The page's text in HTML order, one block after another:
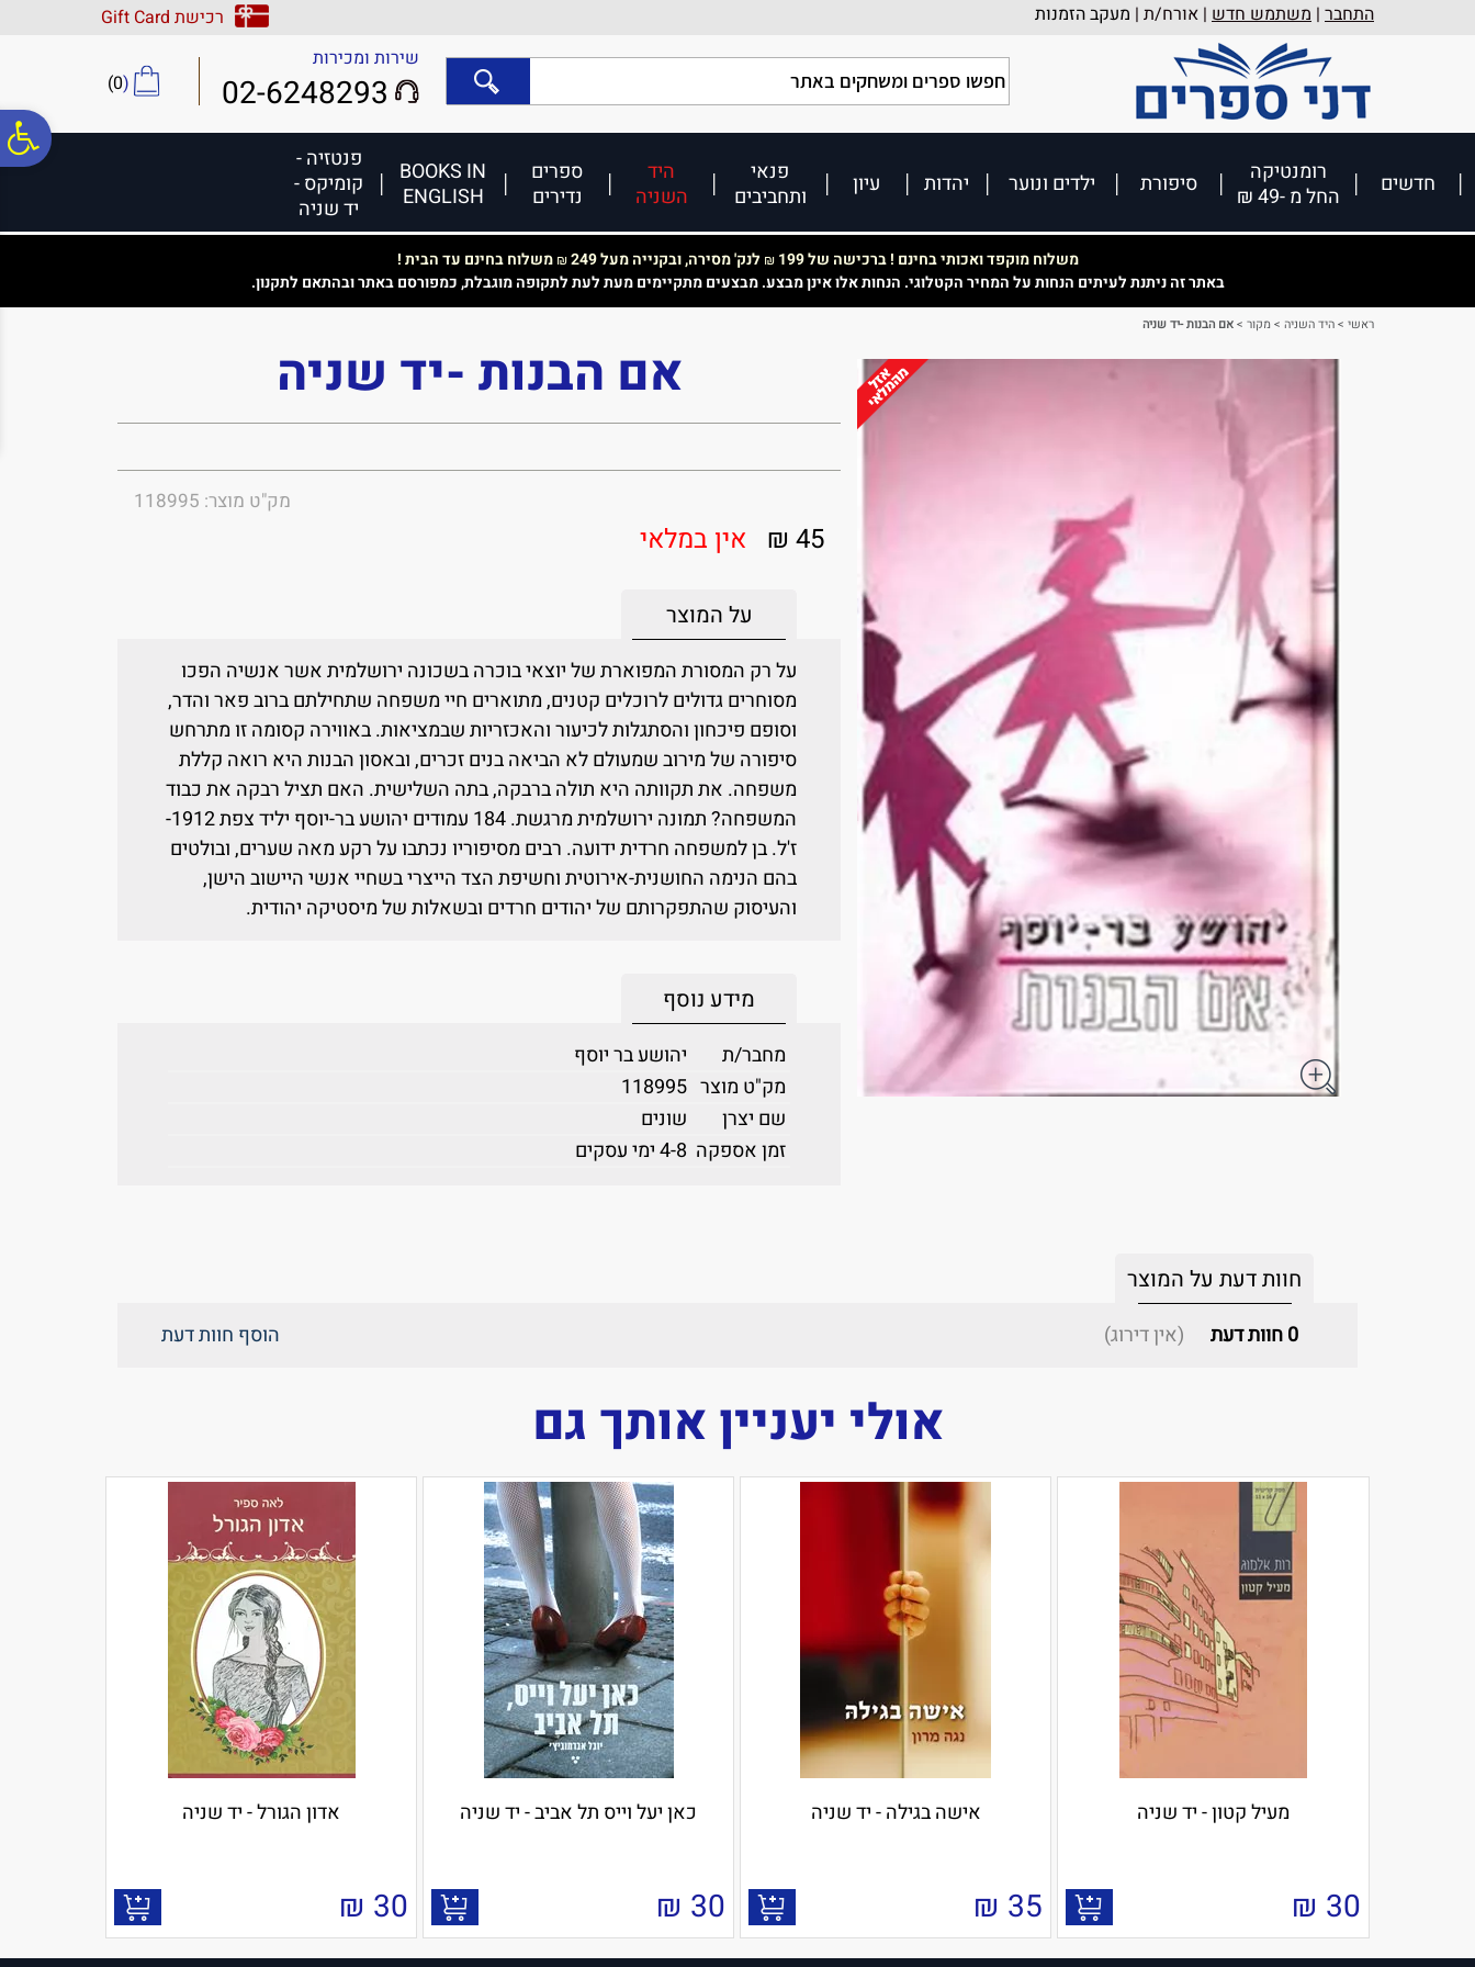
נגישות
אתר
המרכזי
התחבר | משתמש חדש | אורח/ת | מעקב הזמנות
רכישת Gift Card
שירות ומכירות
02-6248293
(
0
)
חדשים
רומנטיקה
החל מ -49 ₪
סיפורת ילדים ונוער יהדות עיון
פנאי
ותחביבים
היד
השניה
ספרים
נדירים
BOOKS IN
ENGLISH
פנטזיה -
קומיקס -
יד שניה
משלוח מוקפד ואכותי בחינם ! ברכישה של 199 ₪ לנק' מסירה, ובקנייה מעל 249 ₪משלוח בחינם עד הבית !
באתר זה ניתנת לעיתים הנחות על המחיר הקטלוגי. הנחות אלו אינן מבצע. מבצעים מתקיימים מעת לעת לתקופה מוגבלת, כמפורסם באתר ובהתאם לתקנון.
ראשי >היד השניה >מקור >אם הבנות -יד שניה
אם הבנות -יד שניה
מק"ט מוצר: 118995
45 ₪ אין במלאי
על המוצר
על רק המסורת המפוארת של יוצאי בוכרה בשכונה ירושלמית אשר אנשיה הפכו
מסוחרים גדולים לרוכלים קטנים, מתוארים חיי משפחה שתחילתם ברוב פאר והדר,
וסופם פיכחון והסתגלות לכיעור והאכזריות שבמציאות. באווירה קסומה זו מתרחש
סיפורה של מירוב שמעולם לא הביאה בנים זכרים, ובאסון הבנות היא רואה קללת
משפחה. את תקוותה היא תולה ברבקה, בתה השלישית. האם תציל רבקה את כבוד
המשפחה? תמונה ירושלמית מרגשת. 184 עמודים יהושע בר-יוסף יליד צפת 1912-
ז'ל. בן למשפחה חרדית ידועה. רבים מסיפוריו נכתבו על רקע מאה שערים, ובולטים
בהם הנימה החושנית-אירוטית וחשיפת הצד הייצרי בשחיי אנשי היישוב הישן,
והעיסוק שהתפקרותם של יהודים חרדים ובשאלות של מיסטיקה יהודית.
מידע נוסף
מחבר/ת
יהושע בר יוסף
מק"ט מוצר 118995
שם יצרן
שונים
זמן אספקה 4-8 ימי עסקים
חוות דעת על המוצר
0חוות דעת (אין דירוג) הוסף חוות דעת
אולי יעניין אותך גם
מעיל קטון - יד שניה
30
₪
אישה בגילה - יד שניה
35
₪
כאן יעל וייס תל אביב - יד שניה
30
₪
אדון הגורל - יד שניה
30
₪